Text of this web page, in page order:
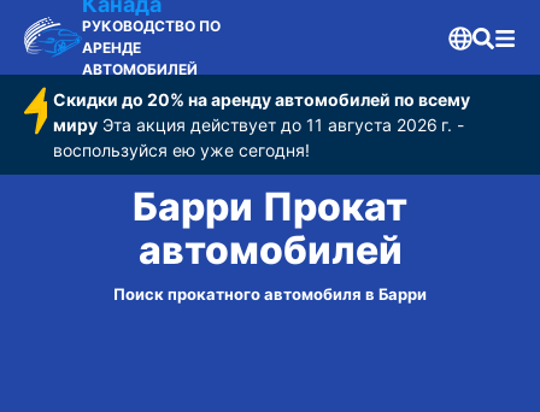
РУКОВОДСТВО ПО
АРЕНДЕ
АВТОМОБИЛЕЙ
Скидки до 20% на аренду автомобилей по всему
мируЭта акция действует до 11 августа 2026 г. -
воспользуйся ею уже сегодня!
Барри Прокат
автомобилей
Поиск прокатного автомобиля в Барри